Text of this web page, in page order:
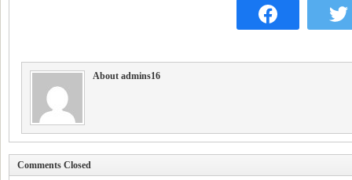
About admins16
Comments Closed